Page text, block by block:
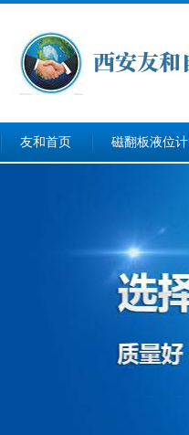
友和首页 磁翻板液位计